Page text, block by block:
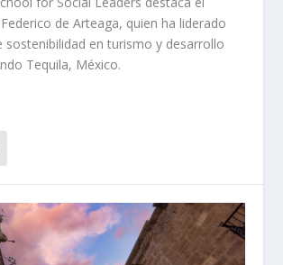
de Arteaga, quien ha liderado
sostenibilidad en turismo y desarrollo
Tequila, México.